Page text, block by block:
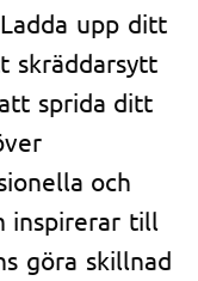
upp ditt
skräddarsytt
sprida ditt
och
inspirerar till
göra skillnad